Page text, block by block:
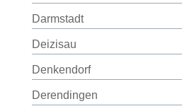
Darmstadt
Deizisau
Denkendorf
Derendingen